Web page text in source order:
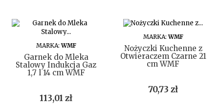
DO KOSZYKA
MARKA:WMF
Garnek do Mleka
Stalowy Indukcja Gaz
1,7 l 14 cm WMF
Cena
113,01 zł
DO KOSZYKA
MARKA:WMF
Nożyczki Kuchenne z
Otwieraczem Czarne 21
cm WMF
Cena
70,73 zł